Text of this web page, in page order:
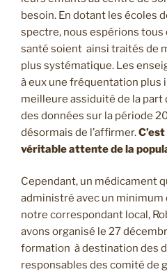
besoin. En dotant les écoles
spectre, nous espérions tous
santé soient ainsi traités de
plus systématique. Les
à eux une fréquentation plus
meilleure assiduité de la part
des données sur la période
désormais de l’affirmer.
véritable attente de la
Cependant, un médicament
administré avec un minimum
notre correspondant local,
avons organisé le 27
formation à destination des
responsables des comité de